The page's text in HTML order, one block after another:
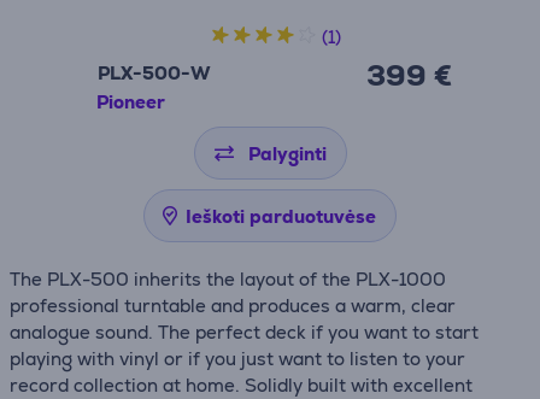
PLX-500-W
Pioneer
399 €
(1)
Palyginti
Ieškoti parduotuvėse
The PLX-500 inherits the layout of the PLX-1000
professional turntable and produces a warm, clear
analogue sound. The perfect deck if you want to start
playing with vinyl or if you just want to listen to your
record collection at home. Solidly built with excellent